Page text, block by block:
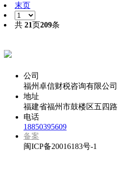
末页
共 21页209条
公司
福州卓信财税咨询有限公司
地址
福建省福州市鼓楼区五四
电话
18850395609
备案
闽ICP备20016183号-1